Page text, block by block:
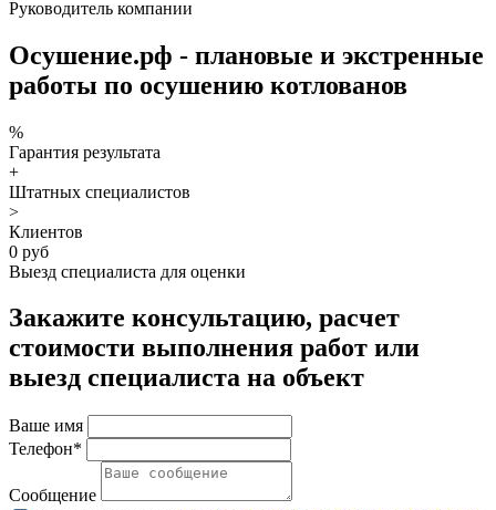
Руководитель компании
Осушение.рф - плановые и экстренные
работы по осушению котлованов
%
Гарантия результата
+
Штатных специалистов
>
Клиентов
0 руб
Выезд специалиста для оценки
Закажите консультацию, расчет
стоимости выполнения работ или
выезд специалиста на объект
Ваше имя
Телефон*
Сообщение